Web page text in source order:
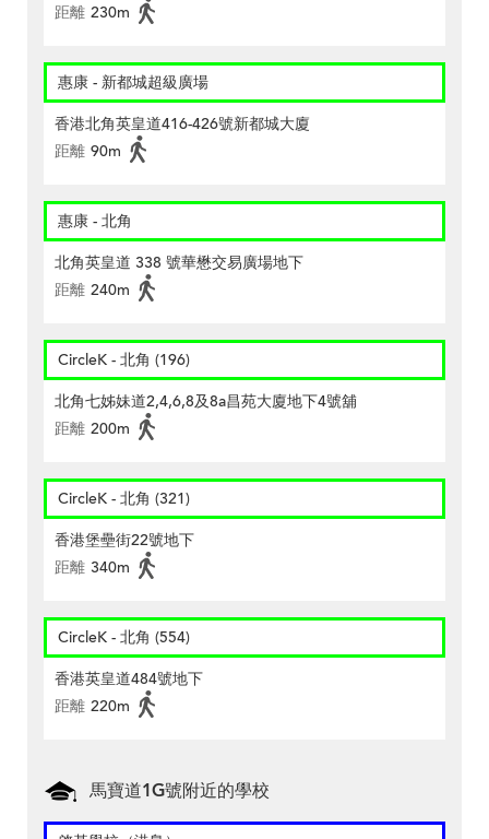
距離 230m
惠康 - 新都城超級廣場
香港北角英皇道416-426號新都城大廈
距離 90m
惠康 - 北角
北角英皇道 338 號華懋交易廣場地下
距離 240m
CircleK - 北角 (196)
北角七姊妹道2,4,6,8及8a昌苑大廈地下4號舖
距離 200m
CircleK - 北角 (321)
香港堡壘街22號地下
距離 340m
CircleK - 北角 (554)
香港英皇道484號地下
距離 220m
馬寶道1G號附近的學校